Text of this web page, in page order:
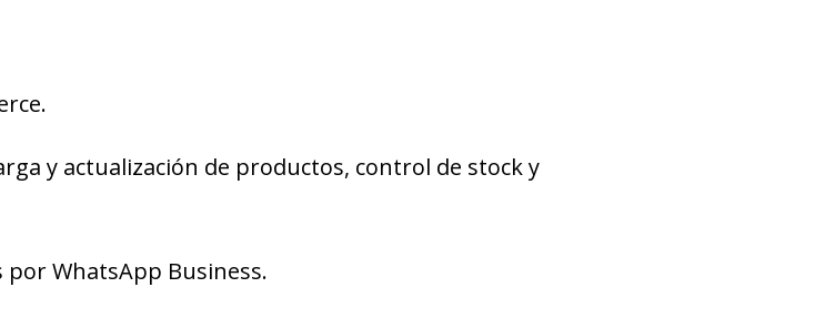
y actualización de productos, control de stock y
WhatsApp Business.